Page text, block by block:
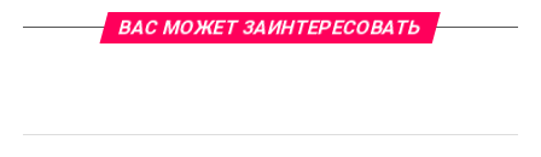
ВАС МОЖЕТ ЗАИНТЕРЕСОВАТЬ